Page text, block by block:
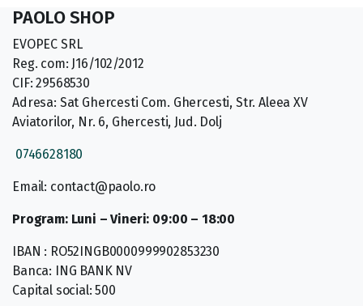
PAOLO SHOP
EVOPEC SRL
Reg. com: J16/102/2012
CIF: 29568530
Adresa: Sat Ghercesti Com. Ghercesti, Str. Aleea XV
Aviatorilor, Nr. 6, Ghercesti, Jud. Dolj
0746628180
Email: contact@paolo.ro
Program: Luni – Vineri: 09:00 – 18:00
IBAN : RO52INGB0000999902853230
Banca: ING BANK NV
Capital social: 500